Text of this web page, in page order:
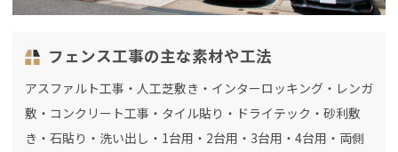
フェンス工事の主な素材や工法
アスファルト工事・人工芝敷き・インターロッキング・レンガ
敷・コンクリート工事・タイル貼り・ドライテック・砂利敷
き・石貼り・洗い出し・1台用・2台用・3台用・4台用・両側